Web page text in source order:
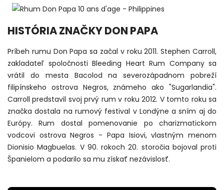
HISTÓRIA ZNAČKY DON PAPA
Príbeh rumu Don Papa sa začal v roku 2011. Stephen Carroll,
zakladateľ spoločnosti Bleeding Heart Rum Company sa
vrátil do mesta Bacolod na severozápadnom pobreží
filipínskeho ostrova Negros, známeho ako "Sugarlandia".
Carroll predstavil svoj prvý rum v roku 2012. V tomto roku sa
značka dostala na rumový festival v Londýne a sním aj do
Európy. Rum dostal pomenovanie po charizmatickom
vodcovi ostrova Negros - Papa Isiovi, vlastným menom
Dionisio Magbuelas. V 90. rokoch 20. storočia bojoval proti
Španielom a podarilo sa mu získať nezávislosť.